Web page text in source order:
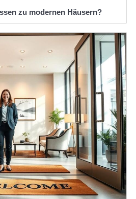
zu modernen Häusern?